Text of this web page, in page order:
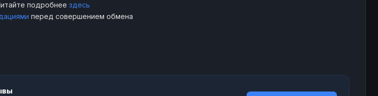
подробнее здесь
перед совершением обмена